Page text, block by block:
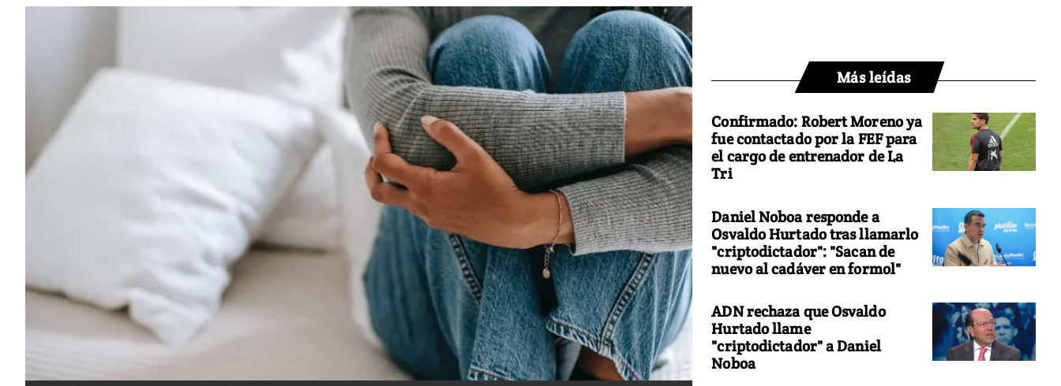
Más leídas
Confirmado: Robert Moreno ya
fue contactado por la FEF para
el cargo de entrenador de La
Tri
Daniel Noboa responde a
Osvaldo Hurtado tras llamarlo
"criptodictador": "Sacan de
nuevo al cadáver en formol"
ADN rechaza que Osvaldo
Hurtado llame
"criptodictador" a Daniel
Noboa